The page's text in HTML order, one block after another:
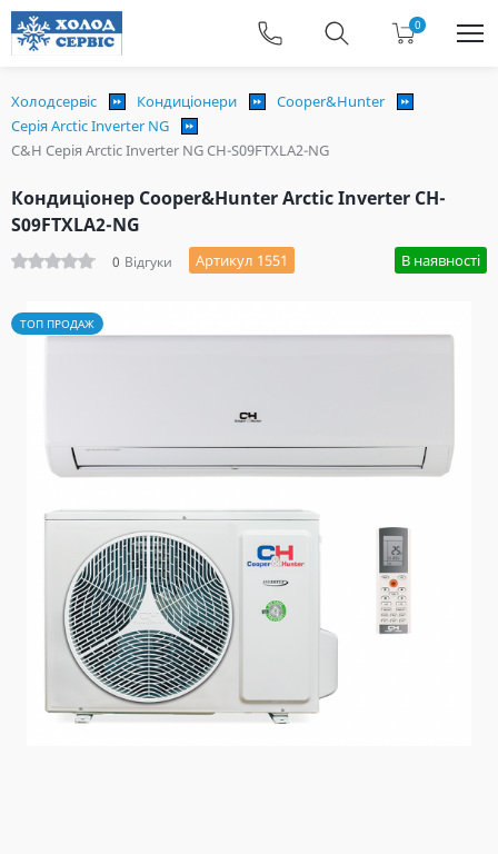
0
Холодсервіс Кондиціонери
Cooper&Hunter
Серія Arctic Inverter NG
C&H Серія Arctic Inverter NG CH-S09FTXLA2-NG
Кондиціонер Cooper&Hunter Arctic Inverter CH-
S09FTXLA2-NG
0 Відгуки Артикул 1551 В наявності
ТОП ПРОДАЖ